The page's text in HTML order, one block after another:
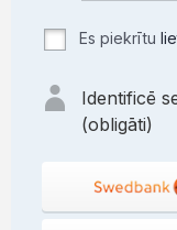
Es piekrītu
Identificē
(obligāti)